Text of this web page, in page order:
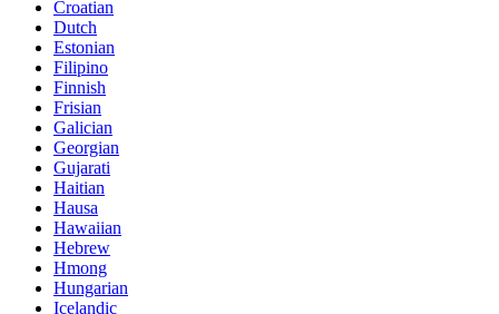
Croatian
Dutch
Estonian
Filipino
Finnish
Frisian
Galician
Georgian
Gujarati
Haitian
Hausa
Hawaiian
Hebrew
Hmong
Hungarian
Icelandic